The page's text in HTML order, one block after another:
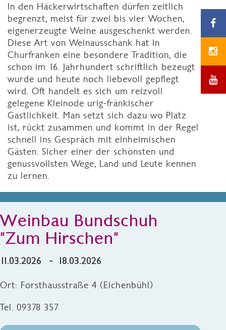
In den Häckerwirtschaften dürfen zeitlich
begrenzt, meist für zwei bis vier Wochen,
eigenerzeugte Weine ausgeschenkt werden.
Diese Art von Weinausschank hat in
Churfranken eine besondere Tradition, die
schon im 16. Jahrhundert schriftlich bezeugt
wurde und heute noch liebevoll gepflegt
wird. Oft handelt es sich um reizvoll
gelegene Kleinode urig-fränkischer
Gastlichkeit. Man setzt sich dazu wo Platz
ist, rückt zusammen und kommt in der Regel
schnell ins Gespräch mit einheimischen
Gästen. Sicher einer der schönsten und
genussvollsten Wege, Land und Leute kennen
zu lernen.
Weinbau Bundschuh
"Zum Hirschen"
11.03.2026 - 18.03.2026
Ort: Forsthausstraße 4 (Eichenbühl)
Tel. 09378 357